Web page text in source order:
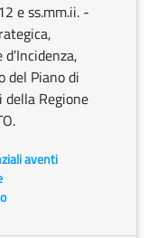
e ss.mm.ii. -
del Piano di
Regione
aventi